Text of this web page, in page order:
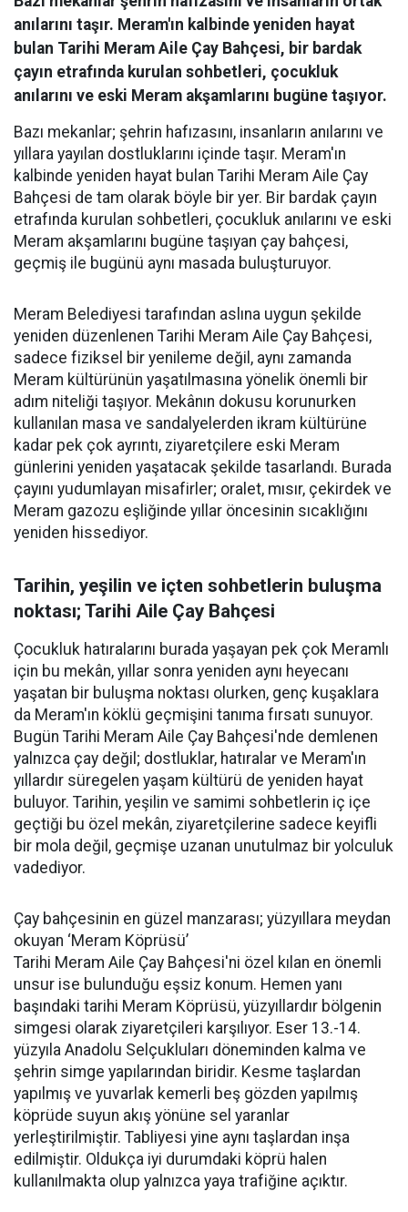
anılarını taşır. Meram'ın kalbinde yeniden hayat
bulan Tarihi Meram Aile Çay Bahçesi, bir bardak
çayın etrafında kurulan sohbetleri, çocukluk
anılarını ve eski Meram akşamlarını bugüne taşıyor.
Bazı mekanlar; şehrin hafızasını, insanların anılarını ve
yıllara yayılan dostluklarını içinde taşır. Meram'ın
kalbinde yeniden hayat bulan Tarihi Meram Aile Çay
Bahçesi de tam olarak böyle bir yer. Bir bardak çayın
etrafında kurulan sohbetleri, çocukluk anılarını ve eski
Meram akşamlarını bugüne taşıyan çay bahçesi,
geçmiş ile bugünü aynı masada buluşturuyor.
Meram Belediyesi tarafından aslına uygun şekilde
yeniden düzenlenen Tarihi Meram Aile Çay Bahçesi,
sadece fiziksel bir yenileme değil, aynı zamanda
Meram kültürünün yaşatılmasına yönelik önemli bir
adım niteliği taşıyor. Mekânın dokusu korunurken
kullanılan masa ve sandalyelerden ikram kültürüne
kadar pek çok ayrıntı, ziyaretçilere eski Meram
günlerini yeniden yaşatacak şekilde tasarlandı. Burada
çayını yudumlayan misafirler; oralet, mısır, çekirdek ve
Meram gazozu eşliğinde yıllar öncesinin sıcaklığını
yeniden hissediyor.
Tarihin, yeşilin ve içten sohbetlerin buluşma
noktası; Tarihi Aile Çay Bahçesi
Çocukluk hatıralarını burada yaşayan pek çok Meramlı
için bu mekân, yıllar sonra yeniden aynı heyecanı
yaşatan bir buluşma noktası olurken, genç kuşaklara
da Meram'ın köklü geçmişini tanıma fırsatı sunuyor.
Bugün Tarihi Meram Aile Çay Bahçesi'nde demlenen
yalnızca çay değil; dostluklar, hatıralar ve Meram'ın
yıllardır süregelen yaşam kültürü de yeniden hayat
buluyor. Tarihin, yeşilin ve samimi sohbetlerin iç içe
geçtiği bu özel mekân, ziyaretçilerine sadece keyifli
bir mola değil, geçmişe uzanan unutulmaz bir yolculuk
vadediyor.
Çay bahçesinin en güzel manzarası; yüzyıllara meydan
okuyan ‘Meram Köprüsü’
Tarihi Meram Aile Çay Bahçesi'ni özel kılan en önemli
unsur ise bulunduğu eşsiz konum. Hemen yanı
başındaki tarihi Meram Köprüsü, yüzyıllardır bölgenin
simgesi olarak ziyaretçileri karşılıyor. Eser 13.-14.
yüzyıla Anadolu Selçukluları döneminden kalma ve
şehrin simge yapılarından biridir. Kesme taşlardan
yapılmış ve yuvarlak kemerli beş gözden yapılmış
köprüde suyun akış yönüne sel yaranlar
yerleştirilmiştir. Tabliyesi yine aynı taşlardan inşa
edilmiştir. Oldukça iyi durumdaki köprü halen
kullanılmakta olup yalnızca yaya trafiğine açıktır.